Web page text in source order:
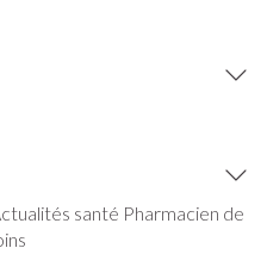
santé Pharmacien de